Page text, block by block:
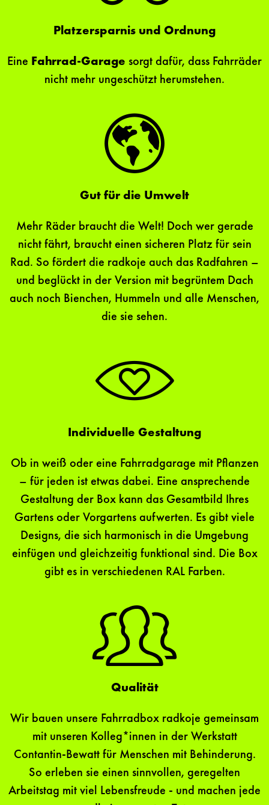
Platzersparnis und Ordnung
Eine Fahrrad-Garage sorgt dafür, dass Fahrräder
nicht mehr ungeschützt herumstehen.
Gut für die Umwelt
Mehr Räder braucht die Welt! Doch wer gerade
nicht fährt, braucht einen sicheren Platz für sein
Rad. So fördert die radkoje auch das Radfahren –
und beglückt in der Version mit begrüntem Dach
auch noch Bienchen, Hummeln und alle Menschen,
die sie sehen.
Individuelle Gestaltung
Ob in weiß oder eine Fahrradgarage mit Pflanzen
– für jeden ist etwas dabei. Eine ansprechende
Gestaltung der Box kann das Gesamtbild Ihres
Gartens oder Vorgartens aufwerten. Es gibt viele
Designs, die sich harmonisch in die Umgebung
einfügen und gleichzeitig funktional sind. Die Box
gibt es in verschiedenen RAL Farben.
Qualität
Wir bauen unsere Fahrradbox radkoje gemeinsam
mit unseren Kolleg*innen in der Werkstatt
Contantin-Bewatt für Menschen mit Behinderung.
So erleben sie einen sinnvollen, geregelten
Arbeitstag mit viel Lebensfreude - und machen jede